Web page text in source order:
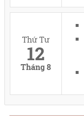
Thứ Tư
12
Tháng 8